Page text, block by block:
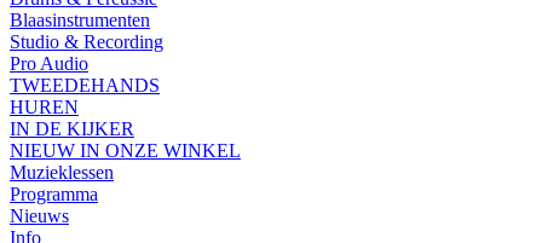
Blaasinstrumenten
Studio & Recording
Pro Audio
TWEEDEHANDS
HUREN
IN DE KIJKER
NIEUW IN ONZE WINKEL
Muzieklessen
Programma
Nieuws
Info